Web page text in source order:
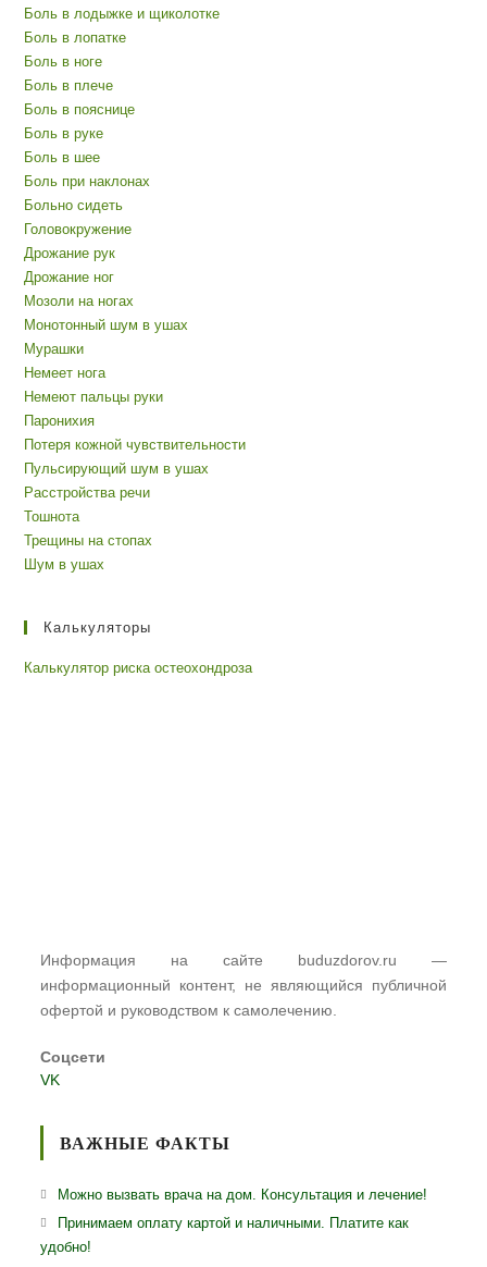
Боль в лодыжке и щиколотке
Боль в лопатке
Боль в ноге
Боль в плече
Боль в пояснице
Боль в руке
Боль в шее
Боль при наклонах
Больно сидеть
Головокружение
Дрожание рук
Дрожание ног
Мозоли на ногах
Монотонный шум в ушах
Мурашки
Немеет нога
Немеют пальцы руки
Паронихия
Потеря кожной чувствительности
Пульсирующий шум в ушах
Расстройства речи
Тошнота
Трещины на стопах
Шум в ушах
Калькуляторы
Калькулятор риска остеохондроза
Информация на сайте buduzdorov.ru —
информационный контент, не являющийся публичной
офертой и руководством к самолечению.
Соцсети
VK
ВАЖНЫЕ ФАКТЫ
Можно вызвать врача на дом. Консультация и лечение!
Принимаем оплату картой и наличными. Платите как
удобно!